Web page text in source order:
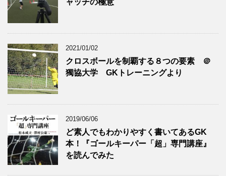
2021/01/02
クロスボールを制覇する８つの要素 ＠
獨協大学 GKトレーニングより
2019/06/06
ど素人でもわかりやすく書いてあるGK
本！『ゴールキーパー「超」専門講座』
を読んでみた